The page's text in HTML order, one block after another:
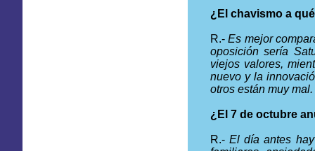
¿El chavismo a
R.-Es mejor
oposición sería
viejos valores,
nuevo y la
otros están muy mal.
¿El 7 de octubre
R.- El día antes